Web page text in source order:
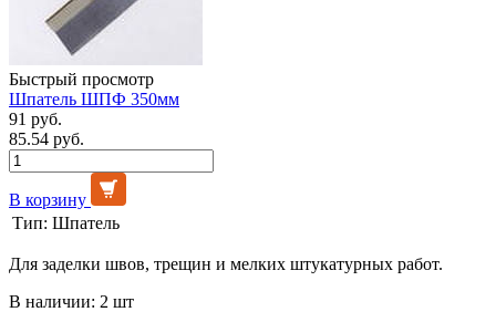
Быстрый просмотр
Шпатель ШПФ 350мм
91 руб.
85.54 руб.
В корзину
Тип: Шпатель
Для заделки швов, трещин и мелких штукатурных работ.
В наличии: 2 шт